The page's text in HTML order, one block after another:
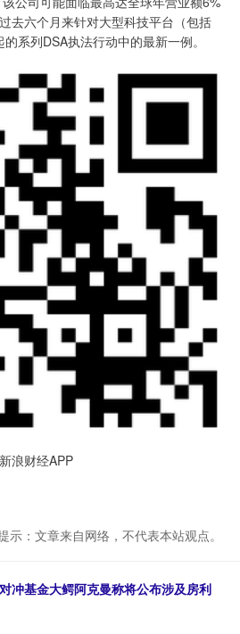
去六个月来针对大型科技平台（包括
系列DSA执法行动中的最新一例。
浪财经APP
示：文章来自网络，不代表本站观点。
冲基金大鳄阿克曼称将公布涉及房利